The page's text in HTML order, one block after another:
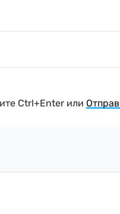
Ctrl+Enter или